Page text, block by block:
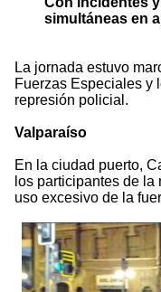
simultáneas en
La jornada estuvo
Fuerzas Especiales y
represión policial.
Valparaíso
En la ciudad puerto,
los participantes de
uso excesivo de la